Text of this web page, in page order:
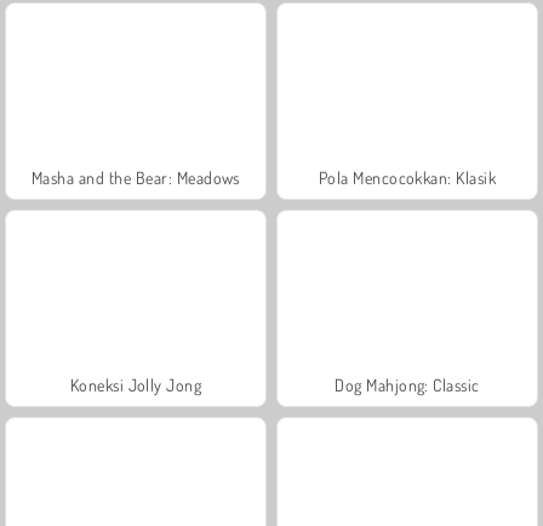
Masha and the Bear: Meadows Pola Mencocokkan: Klasik
Koneksi Jolly Jong Dog Mahjong: Classic